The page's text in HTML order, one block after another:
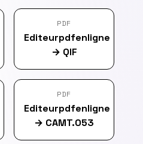
PDF
Editeurpdfenligne
→ QIF
PDF
Editeurpdfenligne
→ CAMT.053